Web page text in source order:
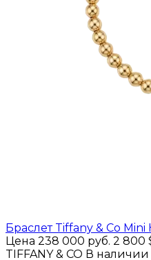
Браслет Tiffany & Co
Цена 238 000 руб. 2 800
TIFFANY & CO В наличии